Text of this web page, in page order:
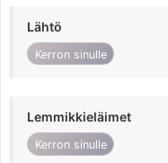
Lähtö
Kerron sinulle
Lemmikkieläimet
Kerron sinulle